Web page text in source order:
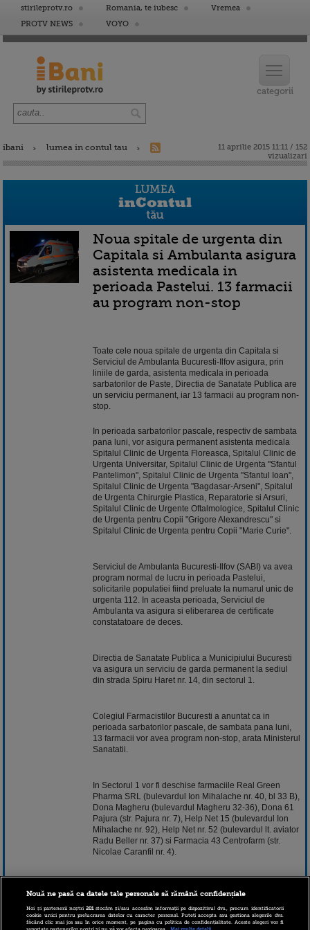
stirileprotv.ro Romania, te iubesc
Vremea
PROTV NEWS
VOYO
ibani lumea in contul tau
11 aprilie 2015 11:11 / 152
vizualizari
Noua spitale de urgenta din
Capitala si Ambulanta asigura
asistenta medicala in
perioada Pastelui. 13 farmacii
au program non-stop
Toate cele noua spitale de urgenta din Capitala si
Serviciul de Ambulanta Bucuresti-Ilfov asigura, prin
liniile de garda, asistenta medicala in perioada
sarbatorilor de Paste, Directia de Sanatate Publica are
un serviciu permanent, iar 13 farmacii au program non-
stop.
In perioada sarbatorilor pascale, respectiv de sambata
pana luni, vor asigura permanent asistenta medicala
Spitalul Clinic de Urgenta Floreasca, Spitalul Clinic de
Urgenta Universitar, Spitalul Clinic de Urgenta "Sfantul
Pantelimon", Spitalul Clinic de Urgenta "Sfantul Ioan",
Spitalul Clinic de Urgenta "Bagdasar-Arseni", Spitalul
de Urgenta Chirurgie Plastica, Reparatorie si Arsuri,
Spitalul Clinic de Urgente Oftalmologice, Spitalul Clinic
de Urgenta pentru Copii "Grigore Alexandrescu" si
Spitalul Clinic de Urgenta pentru Copii "Marie Curie".
Serviciul de Ambulanta Bucuresti-Ilfov (SABI) va avea
program normal de lucru in perioada Pastelui,
solicitarile populatiei fiind preluate la numarul unic de
urgenta 112. In aceasta perioada, Serviciul de
Ambulanta va asigura si eliberarea de certificate
constatatoare de deces.
Directia de Sanatate Publica a Municipiului Bucuresti
va asigura un serviciu de garda permanent la sediul
din strada Spiru Haret nr. 14, din sectorul 1.
Colegiul Farmacistilor Bucuresti a anuntat ca in
perioada sarbatorilor pascale, de sambata pana luni,
13 farmacii vor avea program non-stop, arata Ministerul
Sanatatii.
In Sectorul 1 vor fi deschise farmaciile Real Green
Pharma SRL (bulevardul Ion Mihalache nr. 40, bl 33 B),
Dona Magheru (bulevardul Magheru 32-36), Dona 61
Pajura (str. Pajura nr. 7), Help Net 15 (bulevardul Ion
Mihalache nr. 92), Help Net nr. 52 (bulevardul lt. aviator
Radu Beller nr. 37) si Farmacia 43 Centrofarm (str.
Nicolae Caranfil nr. 4).
Fast Pharm SRL (str. Stefan cel Mare nr. 8) si Help Net
4 (Soseaua Mihai Bravu nr. 128, bl D 24), in Sectorul 4
- farmaciile Arta Brancoveanu (bulevardul Constantin
Nouă ne pasă ca datele tale personale să rămână confidențiale
Noi și partenerii noștri201stocăm și/sau accesăm informații pe dispozitivul dvs., precum identificatorii
cookie unici pentru prelucrarea datelor cu caracter personal. Puteți accepta sau gestiona alegerile dvs.
făcând clic mai jos sau în orice moment, pe pagina cu politica de confidențialitate. Aceste alegeri vor fi